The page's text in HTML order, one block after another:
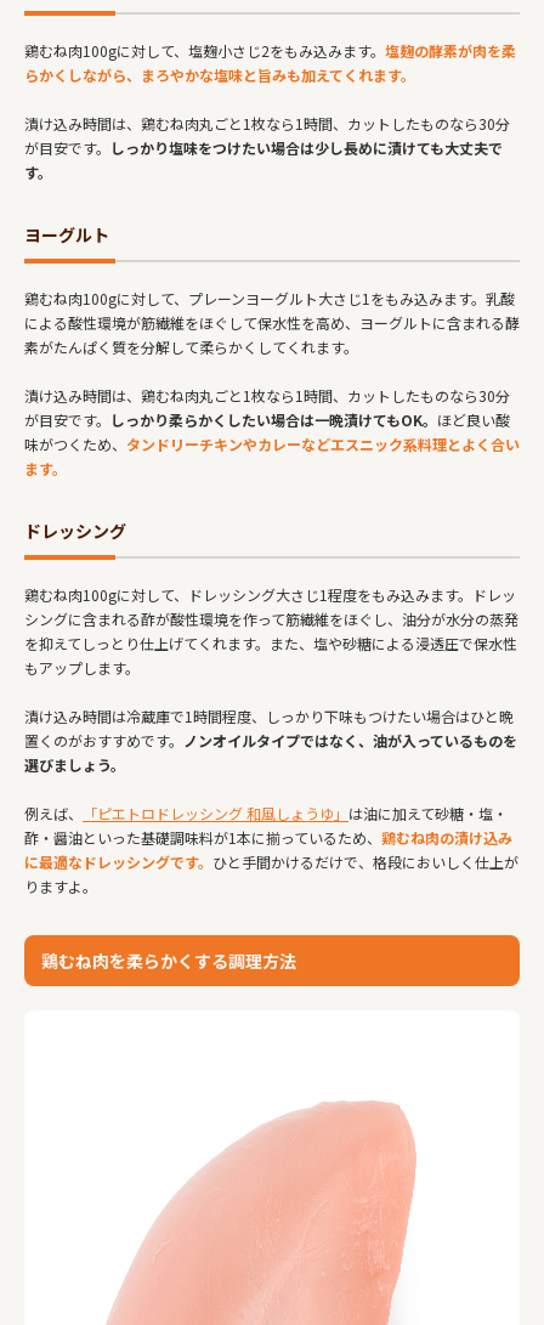
鶏むね肉100gに対して、塩麹小さじ2をもみ込みます。 塩麹の酵素が肉を柔
らかくしながら、まろやかな塩味と旨みも加えてくれます。
漬け込み時間は、鶏むね肉丸ごと1枚なら1時間、カットしたものなら30分
が目安です。 しっかり塩味をつけたい場合は少し長めに漬けても大丈夫で
す。
ヨーグルト
鶏むね肉100gに対して、プレーンヨーグルト大さじ1をもみ込みます。乳酸
による酸性環境が筋繊維をほぐして保水性を高め、ヨーグルトに含まれる酵
素がたんぱく質を分解して柔らかくしてくれます。
漬け込み時間は、鶏むね肉丸ごと1枚なら1時間、カットしたものなら30分
が目安です。 しっかり柔らかくしたい場合は一晩漬けてもOK。 ほど良い酸
味がつくため、 タンドリーチキンやカレーなどエスニック系料理とよく合い
ます。
ドレッシング
鶏むね肉100gに対して、ドレッシング大さじ1程度をもみ込みます。ドレッ
シングに含まれる酢が酸性環境を作って筋繊維をほぐし、油分が水分の蒸発
を抑えてしっとり仕上げてくれます。また、塩や砂糖による浸透圧で保水性
もアップします。
漬け込み時間は冷蔵庫で1時間程度、しっかり下味もつけたい場合はひと晩
置くのがおすすめです。 ノンオイルタイプではなく、油が入っているものを
選びましょう。
例えば、 「ピエトロドレッシング 和風しょうゆ」 は油に加えて砂糖・塩・
酢・醤油といった基礎調味料が1本に揃っているため、 鶏むね肉の漬け込み
に最適なドレッシングです。 ひと手間かけるだけで、格段においしく仕上が
りますよ。
鶏むね肉を柔らかくする調理方法